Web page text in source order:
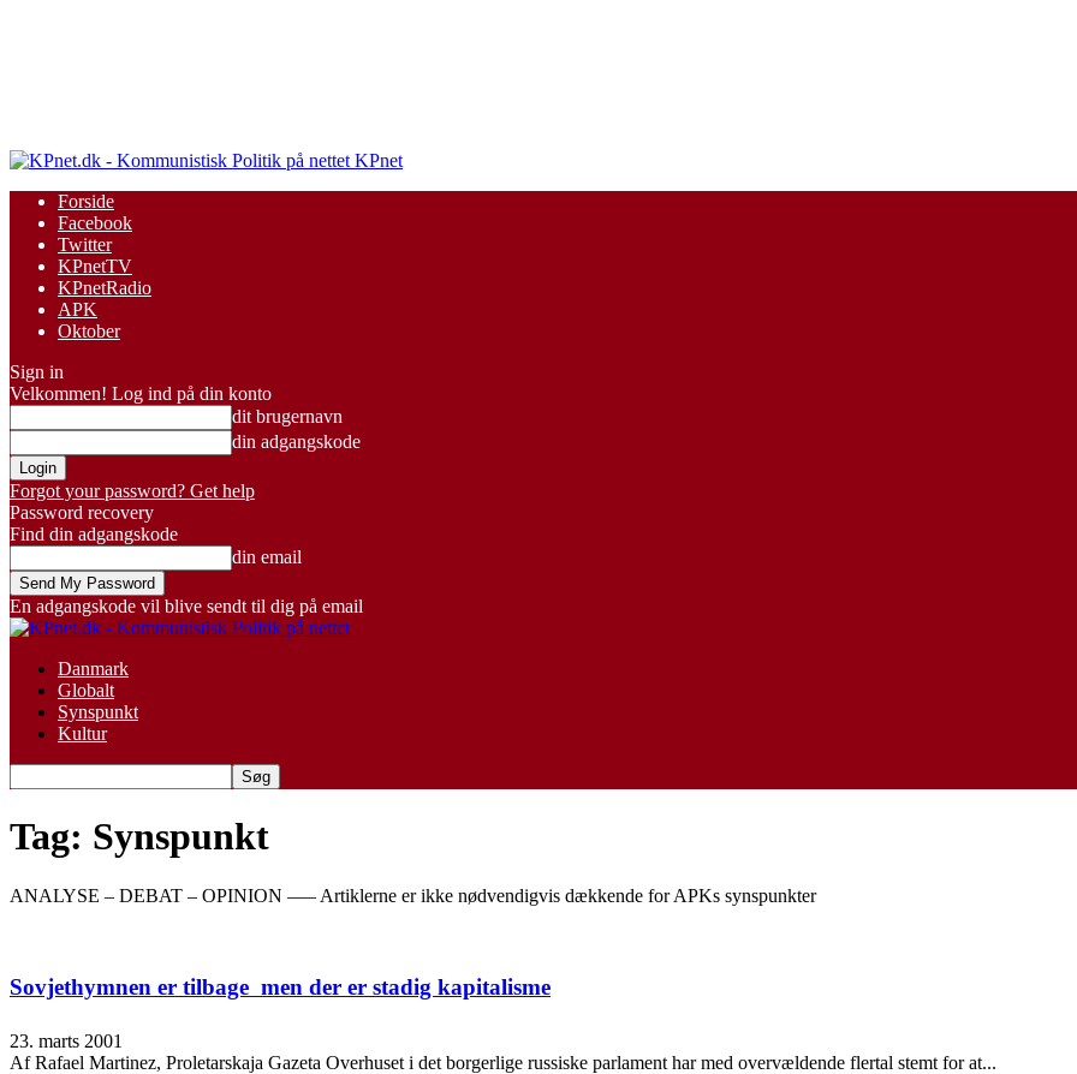
KPnet
Forside
Facebook
Twitter
KPnetTV
KPnetRadio
APK
Oktober
Sign in
Velkommen! Log ind på din konto
dit brugernavn
din adgangskode
Forgot your password? Get help
Password recovery
Find din adgangskode
din email
En adgangskode vil blive sendt til dig på email
Danmark
Globalt
Synspunkt
Kultur
Tag: Synspunkt
ANALYSE – DEBAT – OPINION —– Artiklerne er ikke nødvendigvis dækkende for APKs synspunkter
Sovjethymnen er tilbage  men der er stadig kapitalisme
23. marts 2001
Af Rafael Martinez, Proletarskaja Gazeta Overhuset i det borgerlige russiske parlament har med overvældende flertal stemt for at...